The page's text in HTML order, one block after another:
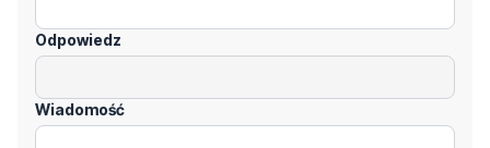
Odpowiedz
Wiadomość